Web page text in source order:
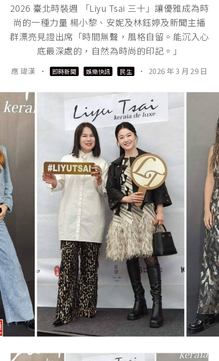
2026 臺北時裝週 「Liyu Tsai 三十」讓優雅成為時
尚的一種力量 楊小黎、安妮及林鈺婷及新聞主播
群漂亮見證出席「時間無聲，風格自留。能沉入心
底最深處的，自然為時尚的印記。」
應 瑋漢 · 即時新聞 娛樂快訊 民生 · 2026 年 3 月 29 日